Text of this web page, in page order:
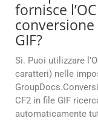
fornisce
GIF?
Sì. Puoi utilizzare
caratteri) nelle
CF2 in file GIF
automaticamente